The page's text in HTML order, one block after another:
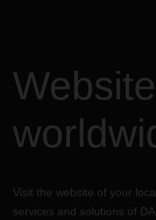
Visit the website of your
services and solutions of